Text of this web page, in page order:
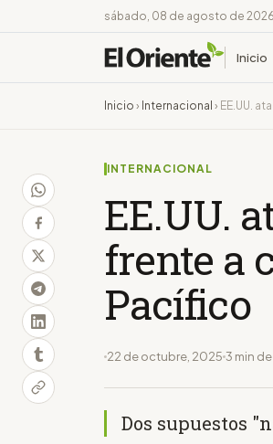
sábado, 08 de agosto de 2026
Inicio
Inicio › Internacional › EE.UU.
INTERNACIONAL
EE.UU.
frente a
Pacífico
22 de octubre, 2025 3 min
Dos supuestos